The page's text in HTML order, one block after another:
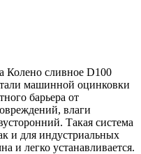
Колено сливное D100
машинной оцинковки
барьера от
влаги
Такая система
и для индустриальных
и легко устанавливается.